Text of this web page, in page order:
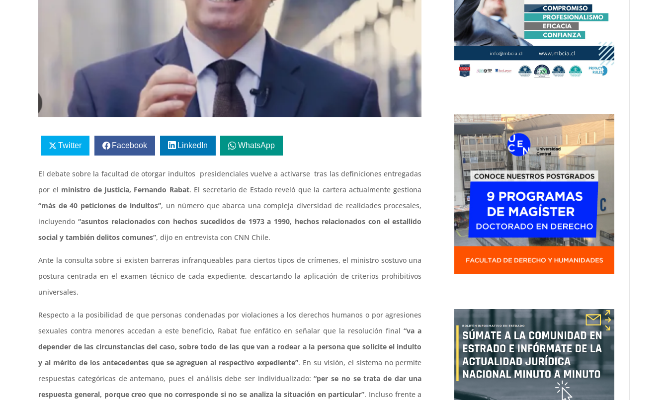
Twitter Facebook LinkedIn WhatsApp
El debate sobre la facultad de otorgar indultos presidenciales vuelve a activarse tras las definiciones entregadas
por el ministro de Justicia, Fernando Rabat. El secretario de Estado reveló que la cartera actualmente gestiona
“más de 40 peticiones de indultos”, un número que abarca una compleja diversidad de realidades procesales,
incluyendo “asuntos relacionados con hechos sucedidos de 1973 a 1990, hechos relacionados con el estallido
social y también delitos comunes”, dijo en entrevista con CNN Chile.
Ante la consulta sobre si existen barreras infranqueables para ciertos tipos de crímenes, el ministro sostuvo una
postura centrada en el examen técnico de cada expediente, descartando la aplicación de criterios prohibitivos
universales.
Respecto a la posibilidad de que personas condenadas por violaciones a los derechos humanos o por agresiones
sexuales contra menores accedan a este beneficio, Rabat fue enfático en señalar que la resolución final“va a
depender de las circunstancias del caso, sobre todo de las que van a rodear a la persona que solicite el indulto
y al mérito de los antecedentes que se agreguen al respectivo expediente”. En su visión, el sistema no permite
respuestas categóricas de antemano, pues el análisis debe ser individualizado:“per se no se trata de dar una
respuesta general, porque creo que no corresponde si no se analiza la situación en particular”. Incluso frente a